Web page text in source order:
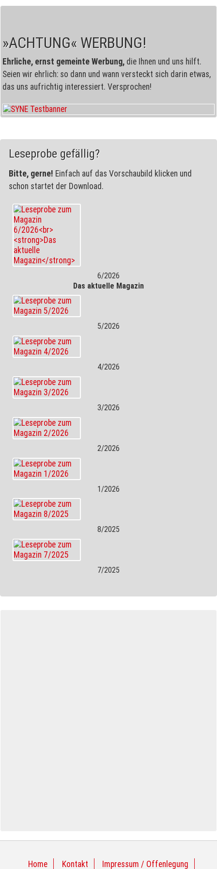
»ACHTUNG« WERBUNG!
Ehrliche, ernst gemeinte Werbung, die Ihnen und uns hilft.
Seien wir ehrlich: so dann und wann versteckt sich darin etwas,
das uns aufrichtig interessiert. Versprochen!
Leseprobe gefällig?
Bitte, gerne! Einfach auf das Vorschaubild klicken und
schon startet der Download.
6/2026
Das aktuelle Magazin
5/2026
4/2026
3/2026
2/2026
1/2026
8/2025
7/2025
Home Kontakt
Impressum / Offenlegung